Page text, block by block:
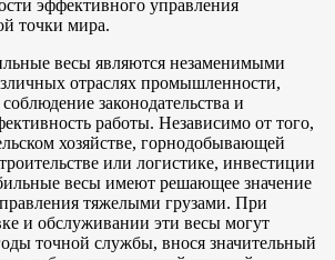
эффективного управления
точки мира.
весы являются незаменимыми
отраслях промышленности,
законодательства и
работы. Независимо от того,
хозяйстве, горнодобывающей
или логистике, инвестиции
весы имеют решающее значение
тяжелыми грузами. При
и обслуживании эти весы могут
точной службы, внося значительный